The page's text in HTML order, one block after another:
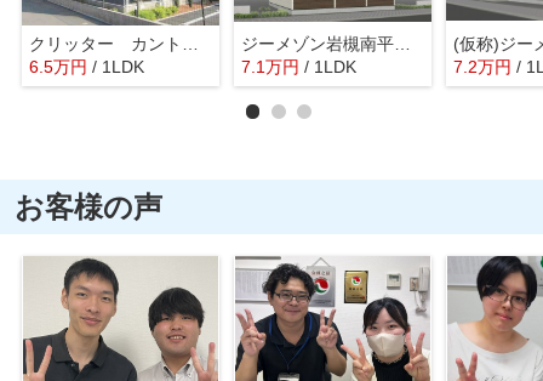
6.5万円 / 1LDK
ジーメゾン岩槻南平野ヒラリア
7.1万円 / 1LDK 7.2万円 /
お客様の声